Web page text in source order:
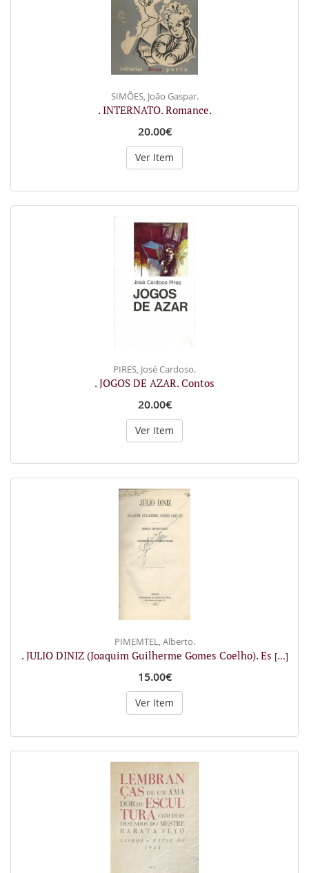
SIMÕES, João Gaspar.
. INTERNATO. Romance.
20.00€
Ver Item
PIRES, José Cardoso.
. JOGOS DE AZAR. Contos
20.00€
Ver Item
PIMEMTEL, Alberto.
. JULIO DINIZ (Joaquim Guilherme Gomes Coelho). Es [...]
15.00€
Ver Item